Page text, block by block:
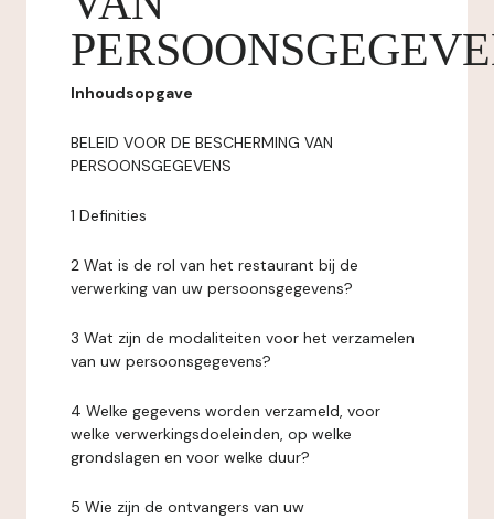
Inhoudsopgave
BELEID VOOR DE BESCHERMING VAN
PERSOONSGEGEVENS
1 Definities
2 Wat is de rol van het restaurant bij de
verwerking van uw persoonsgegevens?
3 Wat zijn de modaliteiten voor het verzamelen
van uw persoonsgegevens?
4 Welke gegevens worden verzameld, voor
welke verwerkingsdoeleinden, op welke
grondslagen en voor welke duur?
5 Wie zijn de ontvangers van uw